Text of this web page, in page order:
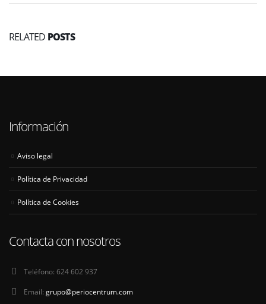
RELATED POSTS
Información
Aviso legal
Política de Privacidad
Política de Cookies
Contacta con nosotros
Teléfono: 624 602 937
Email: grupo@periocentrum.com